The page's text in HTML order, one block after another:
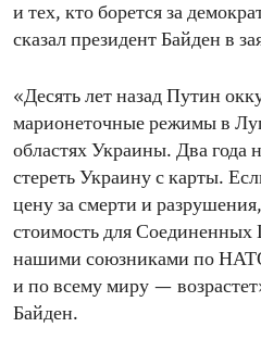
и тех, кто борется за
сказал президент Байден в
«Десять лет назад Путин
марионеточные режимы в
областях Украины. Два года
стереть Украину с карты.
цену за смерти и
стоимость для
нашими союзниками по
и по всему миру —
Байден.